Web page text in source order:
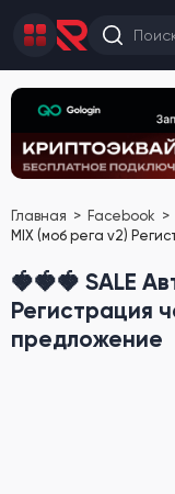
Главная Facebook
MIX (моб рега v2)
🍓🍓🍓 SALE
Регистрация
предложение